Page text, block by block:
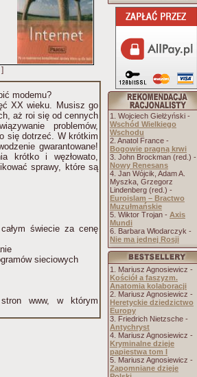
modemu?
XX wieku. Musisz go
aż roi się od cennych
problemów,
się dotrzeć. W krótkim
gwarantowane!
krótko i węzłowato,
sprawy, które są
świecie za cenę
sieciowych
www, w którym
1. Wojciech Giełżyński -
Wschód Wielkiego
Wschodu
2. Anatol France -
Bogowie pragną krwi
3. John Brockman (red.) -
Nowy Renesans
4. Jan Wójcik, Adam A.
Myszka, Grzegorz
Lindenberg (red.) -
Euroislam – Bractwo
Muzułmańskie
5. Wiktor Trojan - Axis
Mundi
6. Barbara Włodarczyk -
Nie ma jednej Rosji
1. Mariusz Agnosiewicz -
Kościół a faszyzm.
Anatomia kolaboracji
2. Mariusz Agnosiewicz -
Heretyckie dziedzictwo
Europy
3. Friedrich Nietzsche -
Antychryst
4. Mariusz Agnosiewicz -
Kryminalne dzieje
papiestwa tom I
5. Mariusz Agnosiewicz -
Zapomniane dzieje